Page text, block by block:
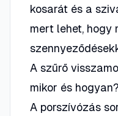
kosarát és a
mert lehet, hogy
A szűrő
mikor és hogyan?
A porszívózás